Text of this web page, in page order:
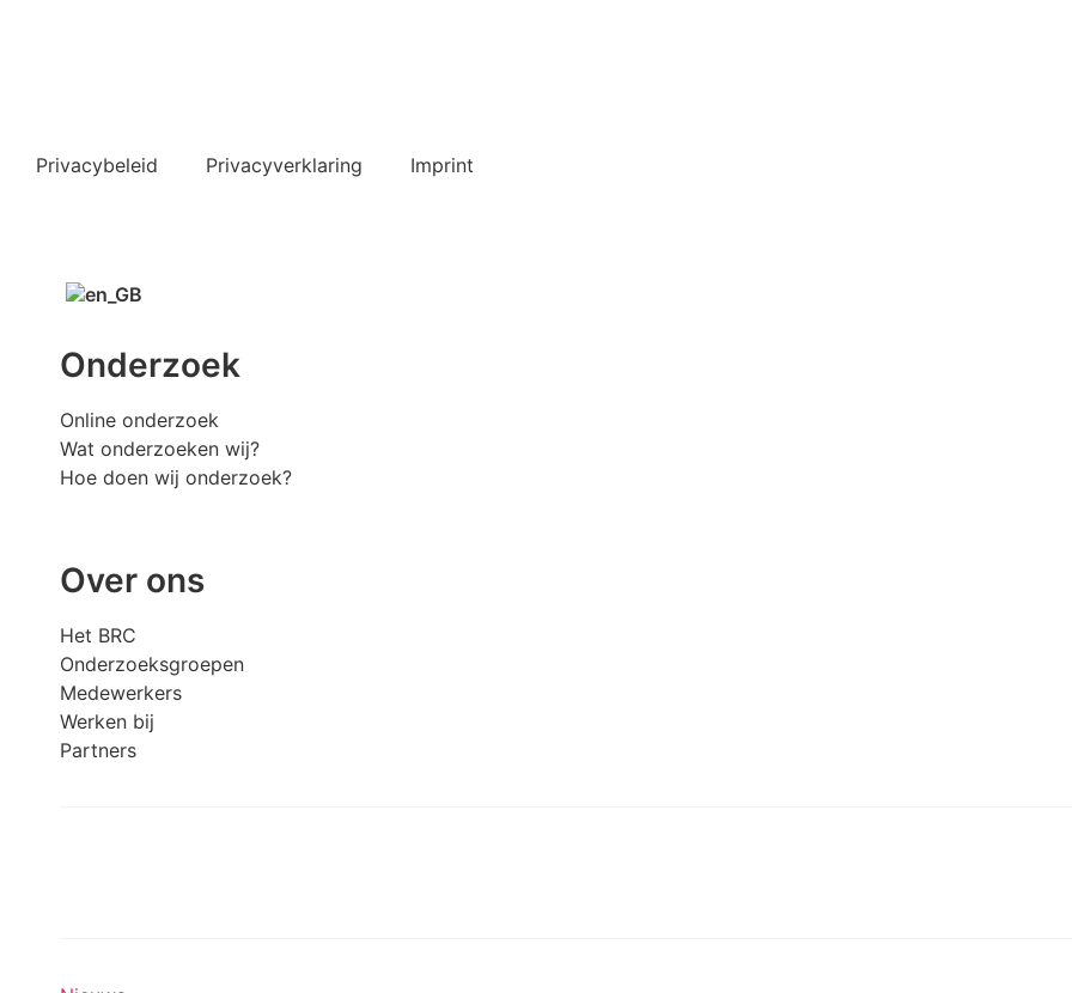
Privacybeleid Privacyverklaring Imprint
Onderzoek
Online onderzoek
Wat onderzoeken wij?
Hoe doen wij onderzoek?
Over ons
Het BRC
Onderzoeksgroepen
Medewerkers
Werken bij
Partners